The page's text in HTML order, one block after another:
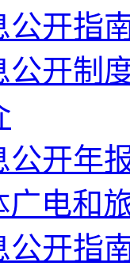
公开指
公开制
公开年
广电和
公开指